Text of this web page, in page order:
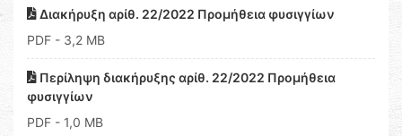
Διακήρυξη αρίθ. 22/2022 Προμήθεια φυσιγγίων
PDF - 3,2 MB
Περίληψη διακήρυξης αρίθ. 22/2022 Προμήθεια
φυσιγγίων
PDF - 1,0 MB